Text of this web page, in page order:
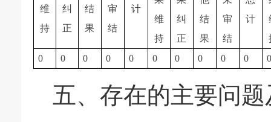
维
持
纠
正
结
果
审
结
计
维
持
纠
正
结
果
审
结
计
0
0 0 0 0 0 0 0 0 0
五、存在的主要问